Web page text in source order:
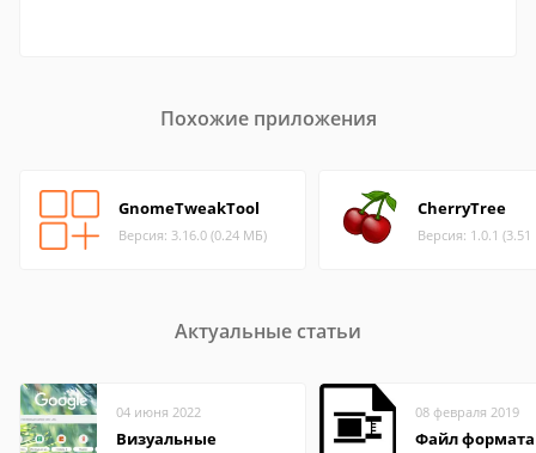
Похожие приложения
GnomeTweakTool
Версия: 3.16.0 (0.24 МБ)
CherryTree
Версия: 1.0.1
Актуальные статьи
04 июня 2022
Визуальные
08 февраля 2019
Файл формата